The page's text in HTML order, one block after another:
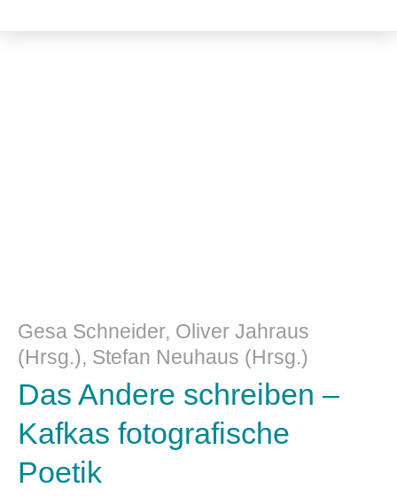
Gesa Schneider, Oliver Jahraus
(Hrsg.), Stefan Neuhaus (Hrsg.)
Das Andere schreiben –
Kafkas fotografische
Poetik